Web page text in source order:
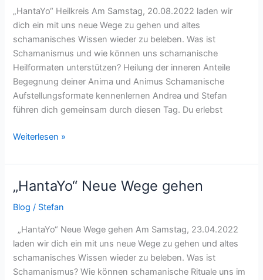
„HantaYo“ Heilkreis Am Samstag, 20.08.2022 laden wir
dich ein mit uns neue Wege zu gehen und altes
schamanisches Wissen wieder zu beleben. Was ist
Schamanismus und wie können uns schamanische
Heilformaten unterstützen? Heilung der inneren Anteile
Begegnung deiner Anima und Animus Schamanische
Aufstellungsformate kennenlernen Andrea und Stefan
führen dich gemeinsam durch diesen Tag. Du erlebst
Weiterlesen »
„HantaYo“ Neue Wege gehen
Blog / Stefan
„HantaYo“ Neue Wege gehen Am Samstag, 23.04.2022
laden wir dich ein mit uns neue Wege zu gehen und altes
schamanisches Wissen wieder zu beleben. Was ist
Schamanismus? Wie können schamanische Rituale uns im
„HantaYo“
Wege
gehen